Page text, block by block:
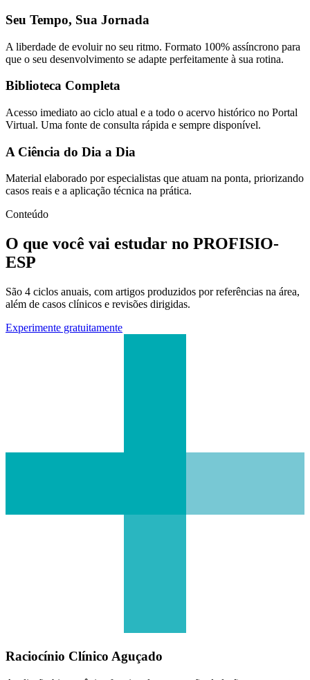
Seu Tempo, Sua Jornada
A liberdade de evoluir no seu ritmo. Formato 100% assíncrono para
que o seu desenvolvimento se adapte perfeitamente à sua rotina.
Biblioteca Completa
Acesso imediato ao ciclo atual e a todo o acervo histórico no Portal
Virtual. Uma fonte de consulta rápida e sempre disponível.
A Ciência do Dia a Dia
Material elaborado por especialistas que atuam na ponta, priorizando
casos reais e a aplicação técnica na prática.
Conteúdo
O que você vai estudar no PROFISIO-
ESP
São 4 ciclos anuais, com artigos produzidos por referências na área,
além de casos clínicos e revisões dirigidas.
Experimente gratuitamente
Raciocínio Clínico Aguçado